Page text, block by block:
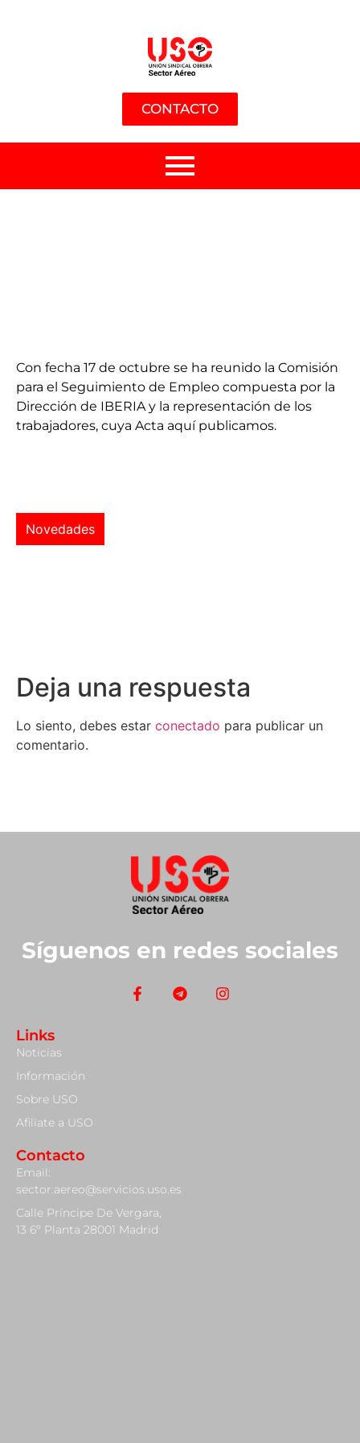
CONTACTO
Con fecha 17 de octubre se ha reunido la Comisión
para el Seguimiento de Empleo compuesta por la
Dirección de IBERIA y la representación de los
trabajadores, cuya Acta aquí publicamos.
Novedades
Deja una respuesta
Lo siento, debes estar conectado para publicar un
comentario.
Síguenos en redes sociales
Links
Noticias
Información
Sobre USO
Afiliate a USO
Contacto
Email:
sector.aereo@servicios.uso.es
Calle Príncipe De Vergara,
13 6º Planta 28001 Madrid